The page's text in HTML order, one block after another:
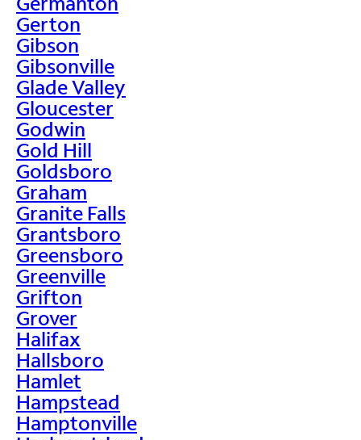
Gerton
Gibson
Gibsonville
Glade Valley
Gloucester
Godwin
Gold Hill
Goldsboro
Graham
Granite Falls
Grantsboro
Greensboro
Greenville
Grifton
Grover
Halifax
Hallsboro
Hamlet
Hampstead
Hamptonville